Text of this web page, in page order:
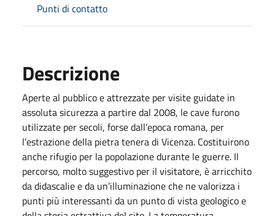
Punti di contatto
Descrizione
Aperte al pubblico e attrezzate per visite guidate in
assoluta sicurezza a partire dal 2008, le cave furono
utilizzate per secoli, forse dall’epoca romana, per
l’estrazione della pietra tenera di Vicenza. Costituirono
anche rifugio per la popolazione durante le guerre. Il
percorso, molto suggestivo per il visitatore, è arricchito
da didascalie e da un’illuminazione che ne valorizza i
punti più interessanti da un punto di vista geologico e